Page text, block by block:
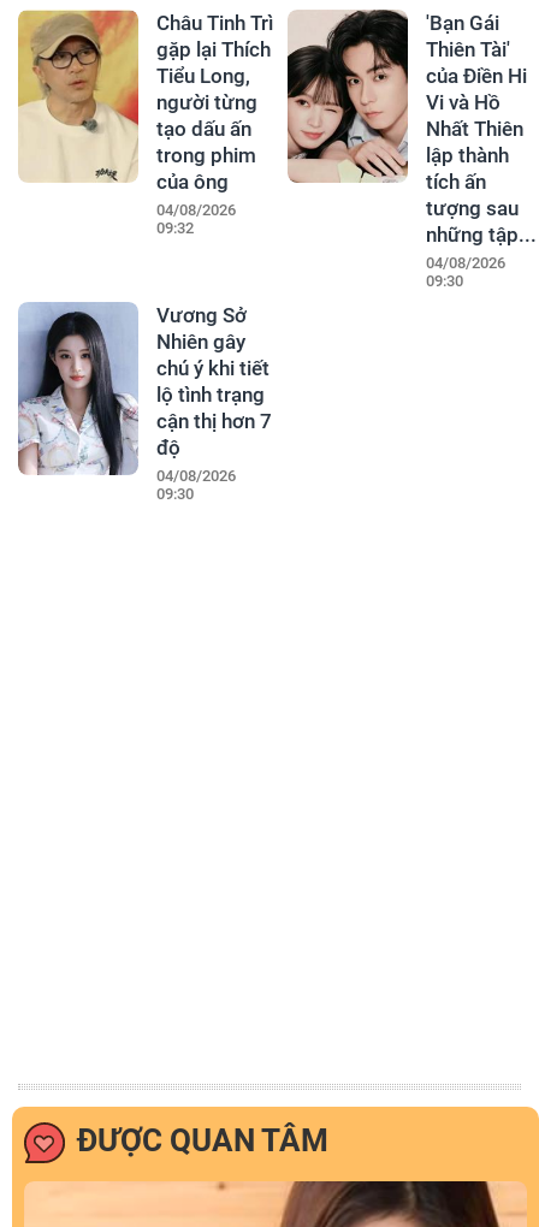
Châu Tinh Trì
gặp lại Thích
Tiểu Long,
người từng
tạo dấu ấn
trong phim
của ông
04/08/2026
09:32
'Bạn Gái
Thiên Tài'
của Điền Hi
Vi và Hồ
Nhất Thiên
lập thành
tích ấn
tượng sau
những tập...
04/08/2026
09:30
Vương Sở
Nhiên gây
chú ý khi tiết
lộ tình trạng
cận thị hơn 7
độ
04/08/2026
09:30
ĐƯỢC QUAN TÂM